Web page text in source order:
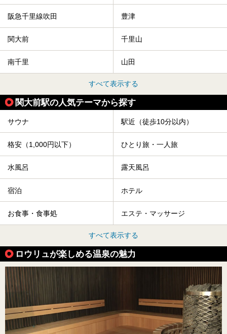
阪急千里線吹田 豊津
関大前 千里山
南千里 山田
すべて表示する
関大前駅の人気テーマから探す
サウナ 駅近（徒歩10分以内）
格安（1,000円以下） ひとり旅・一人旅
水風呂 露天風呂
宿泊 ホテル
お食事・食事処 エステ・マッサージ
すべて表示する
ロウリュが楽しめる温泉の魅力